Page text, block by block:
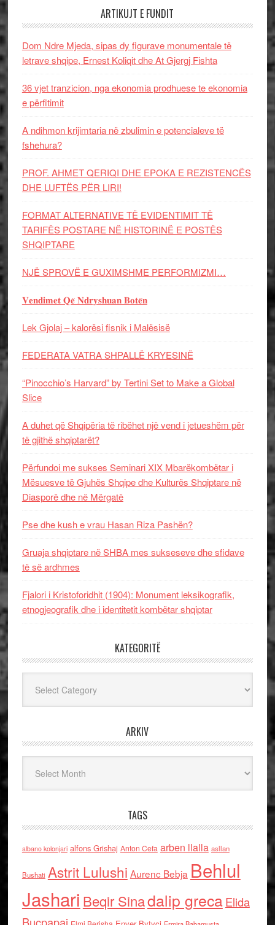
ARTIKUJT E FUNDIT
Dom Ndre Mjeda, sipas dy figurave monumentale të
letrave shqipe, Ernest Koliqit dhe At Gjergj Fishta
36 vjet tranzicion, nga ekonomia prodhuese te ekonomia
e përfitimit
A ndihmon krijimtaria në zbulimin e potencialeve të
fshehura?
PROF. AHMET QERIQI DHE EPOKA E REZISTENCЁS
DHE LUFTЁS PЁR LIRI!
FORMAT ALTERNATIVE TË EVIDENTIMIT TË
TARIFËS POSTARE NË HISTORINË E POSTËS
SHQIPTARE
NJË SPROVË E GUXIMSHME PERFORMIZMI…
𝐕𝐞𝐧𝐝𝐢𝐦𝐞𝐭 𝐐𝐞̈ 𝐍𝐝𝐫𝐲𝐬𝐡𝐮𝐚𝐧 𝐁𝐨𝐭𝐞̈𝐧
Lek Gjolaj – kalorësi fisnik i Malësisë
FEDERATA VATRA SHPALLË KRYESINË
“Pinocchio’s Harvard” by Tertini Set to Make a Global
Slice
A duhet që Shqipëria të ribëhet një vend i jetueshëm për
të gjithë shqiptarët?
Përfundoi me sukses Seminari XIX Mbarëkombëtar i
Mësuesve të Gjuhës Shqipe dhe Kulturës Shqiptare në
Diasporë dhe në Mërgatë
Pse dhe kush e vrau Hasan Riza Pashën?
Gruaja shqiptare në SHBA mes sukseseve dhe sfidave
të së ardhmes
Fjalori i Kristoforidhit (1904): Monument leksikografik,
etnogjeografik dhe i identitetit kombëtar shqiptar
KATEGORITË
ARKIV
TAGS
albano kolonjari alfons Grishaj Anton Cefa arben llalla asllan
Bushati Astrit Lulushi Aurenc Bebja Behlul
Jashari Beqir Sinadalip grecaElida
Buçpapaj